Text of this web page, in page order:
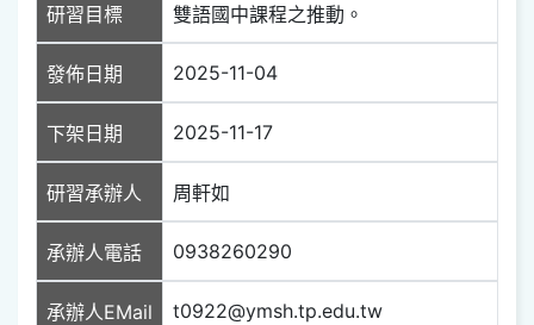
研習目標
雙語國中課程之推動。
發佈日期 2025-11-04
下架日期 2025-11-17
研習承辦人 周軒如
承辦人電話 0938260290
承辦人EMail t0922@ymsh.tp.edu.tw